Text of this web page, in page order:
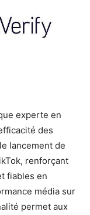
experte en
des
lancement de
renforçant
fiables en
média sur
permet aux